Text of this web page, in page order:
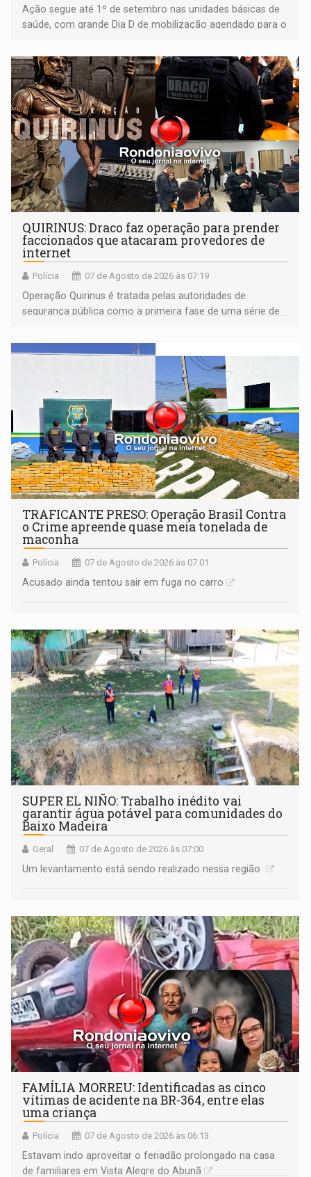
Ação segue até 1º de setembro nas unidades básicas de
saúde, com grande Dia D de mobilização agendado para o
QUIRINUS: Draco faz operação para prender
faccionados que atacaram provedores de
internet
Polícia 07 de Agosto de 2026 às 07:19
Operação Quirinus é tratada pelas autoridades de
segurança pública como a primeira fase de uma série de
TRAFICANTE PRESO: Operação Brasil Contra
o Crime apreende quase meia tonelada de
maconha
Polícia 07 de Agosto de 2026 às 07:01
Acusado ainda tentou sair em fuga no carro
SUPER EL NIÑO: Trabalho inédito vai
garantir água potável para comunidades do
Baixo Madeira
Geral 07 de Agosto de 2026 às 07:00
Um levantamento está sendo realizado nessa região
FAMÍLIA MORREU: Identificadas as cinco
vítimas de acidente na BR-364, entre elas
uma criança
Polícia 07 de Agosto de 2026 às 06:13
Estavam indo aproveitar o feriadão prolongado na casa
de familiares em Vista Alegre do Abunã